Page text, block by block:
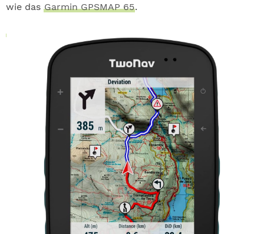
wie das Garmin GPSMAP 65.